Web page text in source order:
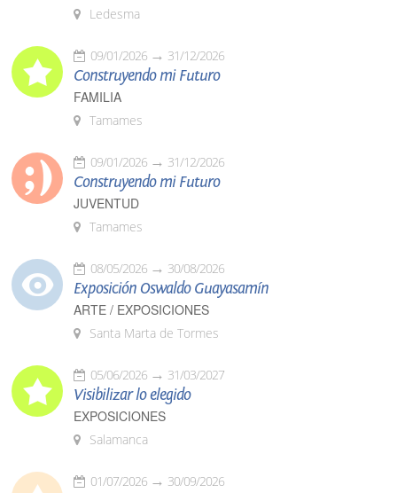
Ledesma
09/01/2026 31/12/2026
Construyendo mi Futuro
FAMILIA
Tamames
09/01/2026 31/12/2026
Construyendo mi Futuro
JUVENTUD
Tamames
08/05/2026 30/08/2026
Exposición Oswaldo Guayasamín
ARTE / EXPOSICIONES
Santa Marta de Tormes
05/06/2026 31/03/2027
Visibilizar lo elegido
EXPOSICIONES
Salamanca
01/07/2026 30/09/2026